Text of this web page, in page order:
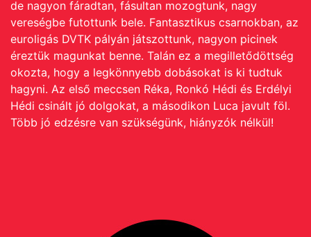
de nagyon fáradtan, fásultan mozogtunk, nagy
vereségbe futottunk bele. Fantasztikus csarnokban, az
euroligás DVTK pályán játszottunk, nagyon picinek
éreztük magunkat benne. Talán ez a megilletődöttség
okozta, hogy a legkönnyebb dobásokat is ki tudtuk
hagyni. Az első meccsen Réka, Ronkó Hédi és Erdélyi
Hédi csinált jó dolgokat, a másodikon Luca javult föl.
Több jó edzésre van szükségünk, hiányzók nélkül!